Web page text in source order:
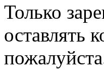
Только
оставлять